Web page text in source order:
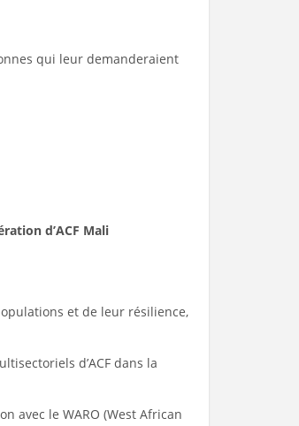
qui leur demanderaient
d’ACF Mali
et de leur résilience,
d’ACF dans la
avec le WARO (West African